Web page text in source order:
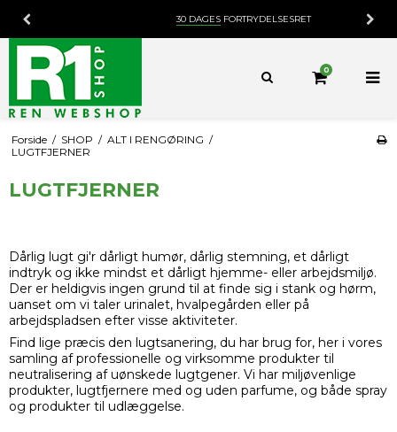
30 DAGESFORTRYDELSESRET
0
Forside / SHOP / ALT I RENGØRING /
LUGTFJERNER
LUGTFJERNER
Dårlig lugt gi'r dårligt humør, dårlig stemning, et dårligt
indtryk og ikke mindst et dårligt hjemme- eller arbejdsmiljø.
Der er heldigvis ingen grund til at finde sig i stank og hørm,
uanset om vi taler urinalet, hvalpegården eller på
arbejdspladsen efter visse aktiviteter.
Find lige præcis den lugtsanering, du har brug for, her i vores
samling af professionelle og virksomme produkter til
neutralisering af uønskede lugtgener. Vi har miljøvenlige
produkter, lugtfjernere med og uden parfume, og både spray
og produkter til udlæggelse.